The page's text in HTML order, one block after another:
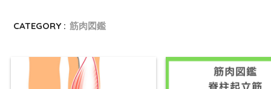
CATEGORY : 筋肉図鑑